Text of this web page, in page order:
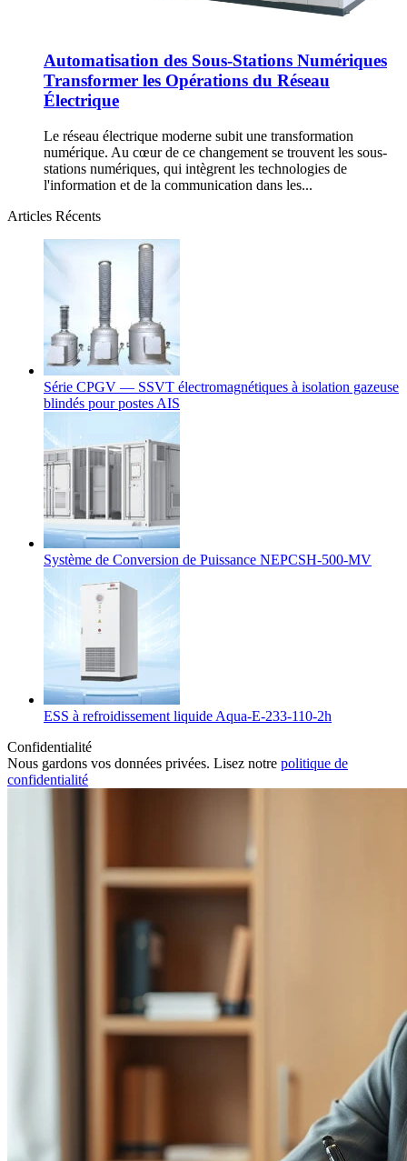
Automatisation des Sous-Stations Numériques
Transformer les Opérations du Réseau
Électrique
Le réseau électrique moderne subit une transformation
numérique. Au cœur de ce changement se trouvent les sous-
stations numériques, qui intègrent les technologies de
l'information et de la communication dans les...
Articles Récents
Série CPGV — SSVT électromagnétiques à isolation gazeuse
blindés pour postes AIS
Système de Conversion de Puissance NEPCSH-500-MV
ESS à refroidissement liquide Aqua-E-233-110-2h
Confidentialité
Nous gardons vos données privées. Lisez notre politique de
confidentialité